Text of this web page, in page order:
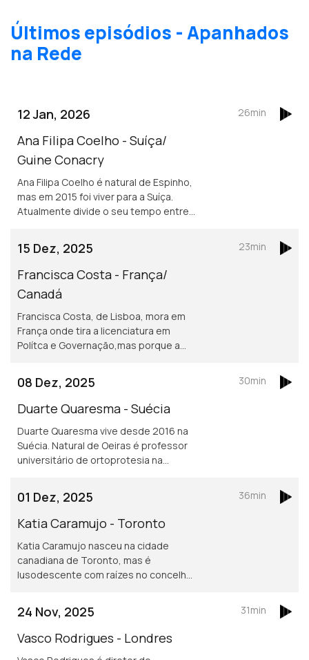
Últimos episódios - Apanhados
na Rede
12 Jan, 2026
Ana Filipa Coelho - Suíça/
Guine Conacry
Ana Filipa Coelho é natural de Espinho,
mas em 2015 foi viver para a Suíça.
Atualmente divide o seu tempo entre
humanitária Misty Ships.
26min
15 Dez, 2025
Francisca Costa - França/
Canadá
Francisca Costa, de Lisboa, mora em
França onde tira a licenciatura em
Polítca e Governação,mas porque a
Asilo e migração são áreas de
investigação
23min
08 Dez, 2025
Duarte Quaresma - Suécia
Duarte Quaresma vive desde 2016 na
Suécia. Natural de Oeiras é professor
universitário de ortoprotesia na
dispositivos para mover cotovelos e
mãos em pessoas que tenham sofrido
um AVC.
30min
01 Dez, 2025
Katia Caramujo - Toronto
Katia Caramujo nasceu na cidade
canadiana de Toronto, mas é
lusodescente com raízes no concelho
conselheira das comunidades
portuguesas.
36min
24 Nov, 2025
Vasco Rodrigues - Londres
31min